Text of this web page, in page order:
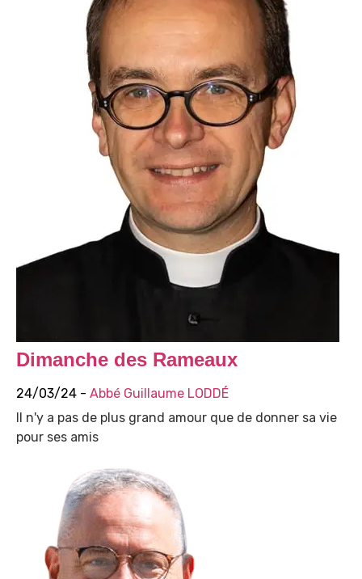
Dimanche des Rameaux
24/03/24 - Abbé Guillaume LODDÉ
Il n'y a pas de plus grand amour que de donner sa vie
pour ses amis